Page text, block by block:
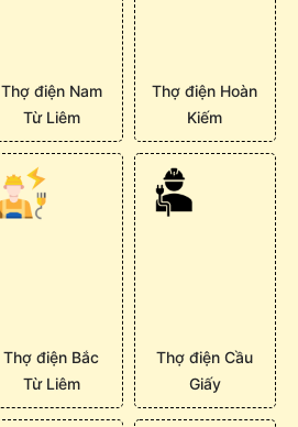
Thợ điện Nam
Từ Liêm
Thợ điện Hoàn
Kiếm
Thợ điện Bắc
Từ Liêm
Thợ điện Cầu
Giấy